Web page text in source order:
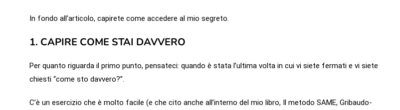
In fondo all’articolo, capirete come accedere al mio segreto.
1. CAPIRE COME STAI DAVVERO
Per quanto riguarda il primo punto, pensateci: quando è stata l’ultima volta in cui vi siete fermati e vi siete
chiesti “come sto davvero?”.
C’è un esercizio che è molto facile (e che cito anche all’interno del mio libro, Il metodo SAME, Gribaudo-